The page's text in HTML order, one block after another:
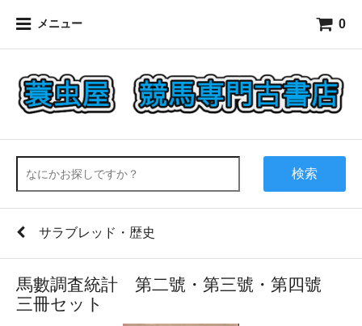
メニュー 0
検索
サラブレッド・歴史
馬數調査統計 第二號・第三號・第四號
三冊セット